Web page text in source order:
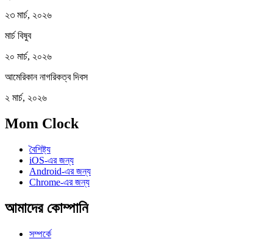
২৩ মার্চ, ২০২৬
মার্চ বিষুব
২০ মার্চ, ২০২৬
আমেরিকান নাগরিকত্ব দিবস
২ মার্চ, ২০২৬
Mom Clock
বৈশিষ্ট্য
iOS-এর জন্য
Android-এর জন্য
Chrome-এর জন্য
আমাদের কোম্পানি
সম্পর্কে